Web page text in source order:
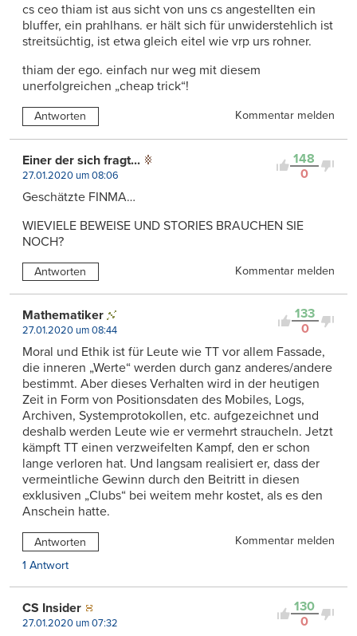
cs ceo thiam ist aus sicht von uns cs angestellten ein
bluffer, ein prahlhans. er hält sich für unwiderstehlich ist
streitsüchtig, ist etwa gleich eitel wie vrp urs rohner.
thiam der ego. einfach nur weg mit diesem
unerfolgreichen „cheap trick“!
Antworten Kommentar melden
148
0
Einer der sich fragt...
27.01.2020 um 08:06
Geschätzte FINMA…
WIEVIELE BEWEISE UND STORIES BRAUCHEN SIE
NOCH?
Antworten Kommentar melden
133
0
Mathematiker
27.01.2020 um 08:44
Moral und Ethik ist für Leute wie TT vor allem Fassade,
die inneren „Werte“ werden durch ganz anderes/andere
bestimmt. Aber dieses Verhalten wird in der heutigen
Zeit in Form von Positionsdaten des Mobiles, Logs,
Archiven, Systemprotokollen, etc. aufgezeichnet und
deshalb werden Leute wie er vermehrt straucheln. Jetzt
kämpft TT einen verzweifelten Kampf, den er schon
lange verloren hat. Und langsam realisiert er, dass der
vermeintliche Gewinn durch den Beitritt in diesen
exklusiven „Clubs“ bei weitem mehr kostet, als es den
Anschein hatte.
Antworten
Kommentar melden
1 Antwort
130
0
CS Insider
27.01.2020 um 07:32